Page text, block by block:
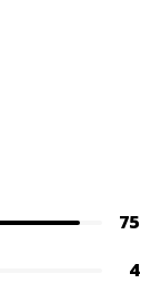
75
4